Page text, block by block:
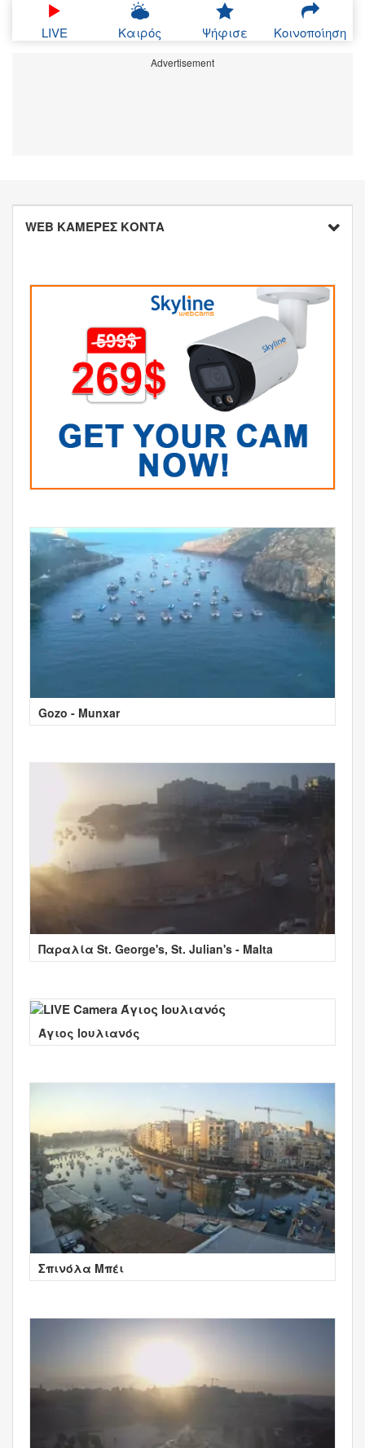
LIVE Καιρός Ψήφισε Κοινοποίηση
Advertisement
WEB ΚΑΜΕΡΕΣ ΚΟΝΤΑ
Gozo - Munxar
Παραλία St. George's, St. Julian's - Malta
Άγιος Ιουλιανός
Σπινόλα Μπέι